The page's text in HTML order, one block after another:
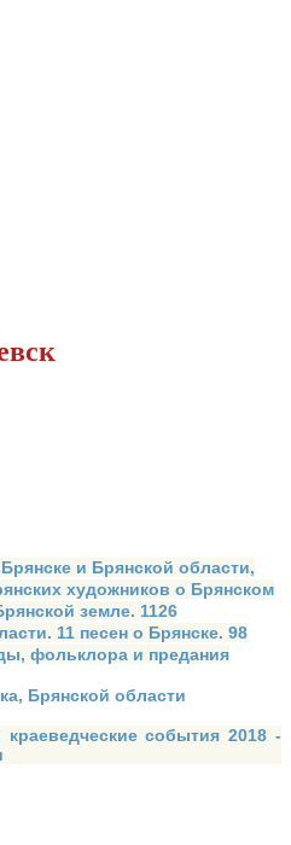
и Брянской области,
художников о Брянском
земле. 1126
11 песен о Брянске. 98
фольклора и предания
Брянской области
краеведческие события 2018 -